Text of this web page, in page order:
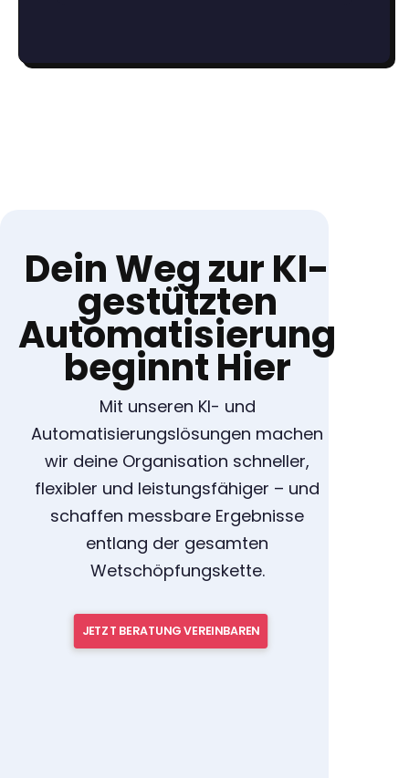
Dein Weg zur KI-
gestützten
Automatisierung
beginnt Hier
Mit unseren KI- und
Automatisierungslösungen machen
wir deine Organisation schneller,
flexibler und leistungsfähiger – und
schaffen messbare Ergebnisse
entlang der gesamten
Wetschöpfungskette.
JETZT BERATUNG VEREINBAREN